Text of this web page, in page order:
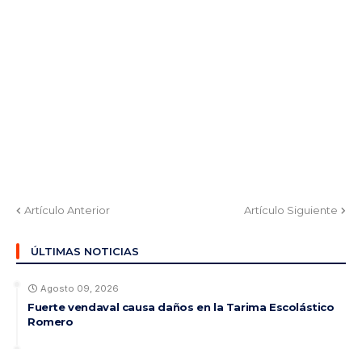
Artículo Anterior Artículo Siguiente
ÚLTIMAS NOTICIAS
Agosto 09, 2026
Fuerte vendaval causa daños en la Tarima Escolástico
Romero